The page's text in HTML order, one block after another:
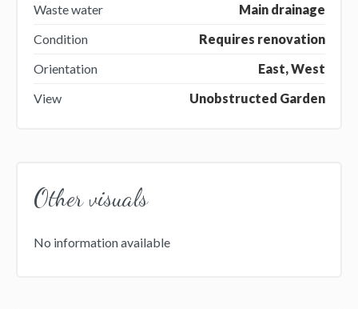
Waste water
Main drainage
Condition
Requires renovation
Orientation
East, West
View
Unobstructed Garden
Other visuals
No information available